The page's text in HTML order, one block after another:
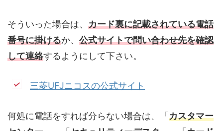
そういった場合は、 カード裏に記載されている電話
番号に掛けるか、 公式サイトで問い合わせ先を確認
して連絡するようにして下さい。
三菱UFJニコスの公式サイト
何処に電話をすれば分らない場合は、「 カスタマー